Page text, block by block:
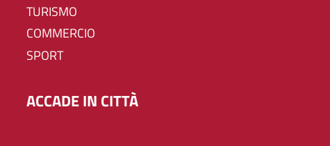
TURISMO
COMMERCIO
SPORT
ACCADE IN CITTÀ